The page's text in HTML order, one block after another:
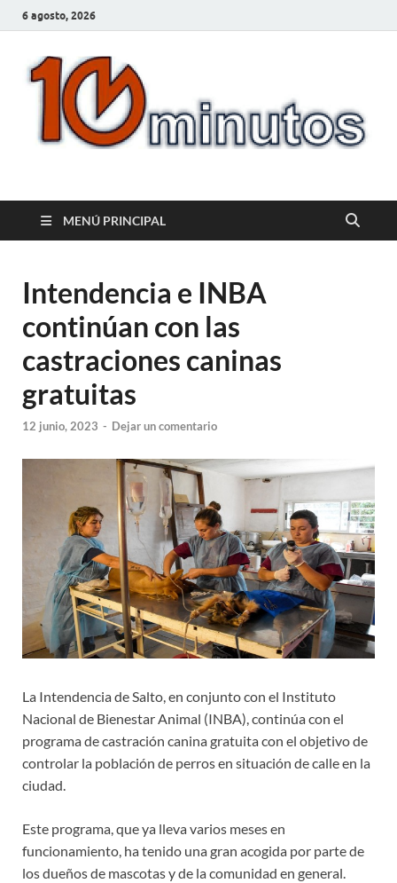
6 agosto, 2026
10minutos.com.uy
MENÚ PRINCIPAL
Intendencia e INBA
continúan con las
castraciones caninas
gratuitas
12 junio, 2023 - Dejar un comentario
La Intendencia de Salto, en conjunto con el Instituto
Nacional de Bienestar Animal (INBA), continúa con el
programa de castración canina gratuita con el objetivo de
controlar la población de perros en situación de calle en la
ciudad.
Este programa, que ya lleva varios meses en
funcionamiento, ha tenido una gran acogida por parte de
los dueños de mascotas y de la comunidad en general.